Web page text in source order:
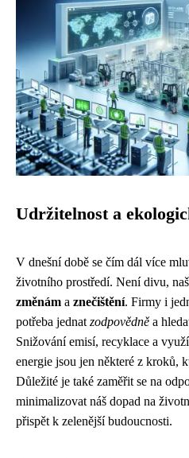
Udržitelnost a
V dnešní době se čím dál více
životního prostředí. Není divu,
změnám a znečištění. Firmy i
potřeba jednat zodpovědně a
Snižování emisí, recyklace a
energie jsou jen některé z kroků,
Důležité je také zaměřit se na
minimalizovat náš dopad na
přispět k zelenější budoucnosti.